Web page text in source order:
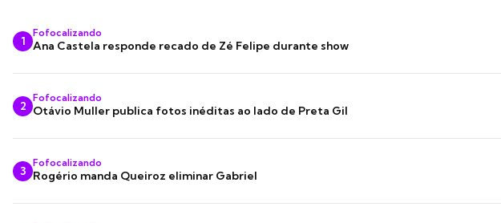
1
Fofocalizando
Ana Castela responde recado de Zé Felipe durante show
2
Fofocalizando
Otávio Muller publica fotos inéditas ao lado de Preta Gil
3
Fofocalizando
Rogério manda Queiroz eliminar Gabriel